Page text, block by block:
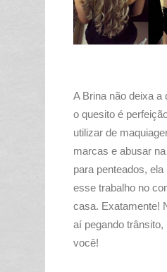
A Brina não deixa a
o quesito é
utilizar de
marcas e abusar
para penteados, ela
esse trabalho no
casa. Exatamente!
aí pegando trânsito,
você!